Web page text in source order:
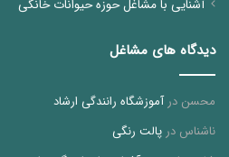
آشنایی با مشاغل حوزه حیوانات خانگی
دیدگاه های مشاغل
محسن درآموزشگاه رانندگی ارشاد
ناشناس در پالت رنگی